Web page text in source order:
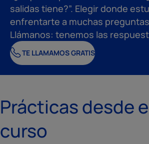
salidas tiene?”. Elegir donde
enfrentarte a muchas
Llámanos: tenemos las
TE LLAMAMOS GRATIS
Prácticas desde
curso